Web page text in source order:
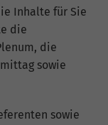
Inhalte für Sie
die
die
sowie
sowie
wie es der
Daten
und die